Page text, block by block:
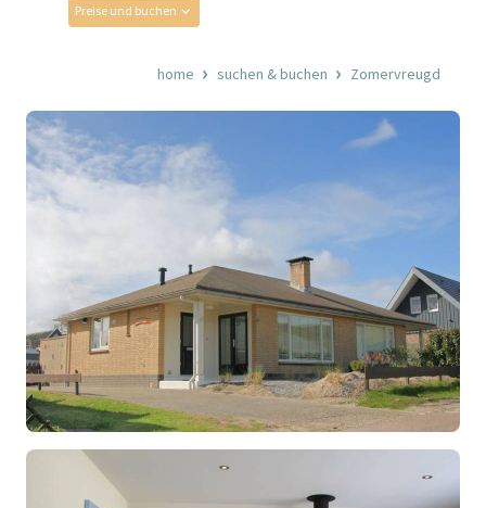
Preise und buchen
home suchen & buchen Zomervreugd